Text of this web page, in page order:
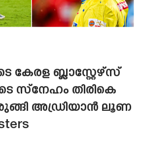
കേരള ബ്ലാസ്റ്റേഴ്‌സ്
സ്‌നേഹം തിരികെ
അഡ്രിയാൻ ലൂണ